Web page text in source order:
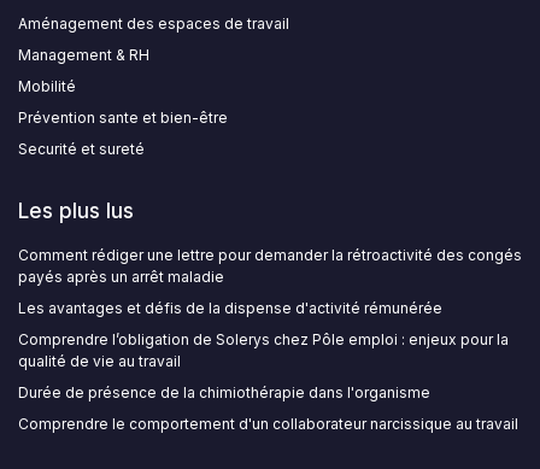
Aménagement des espaces de travail
Management & RH
Mobilité
Prévention sante et bien-être
Securité et sureté
Les plus lus
Comment rédiger une lettre pour demander la rétroactivité des congés
payés après un arrêt maladie
Les avantages et défis de la dispense d'activité rémunérée
Comprendre l’obligation de Solerys chez Pôle emploi : enjeux pour la
qualité de vie au travail
Durée de présence de la chimiothérapie dans l'organisme
Comprendre le comportement d'un collaborateur narcissique au travail